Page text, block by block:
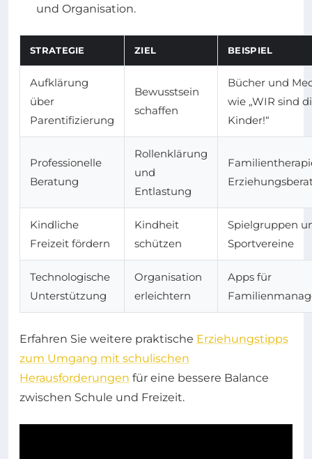
und Organisation.
STRATEGIE ZIEL BEISPIEL
Aufklärung
über
Parentifizierung
Bewusstsein
schaffen
Bücher und
wie „WIR sind
Kinder!“
Professionelle
Beratung
Rollenklärung
und
Entlastung
Kindliche
Freizeit fördern
Kindheit
schützen
Spielgruppen
Sportvereine
Technologische
Unterstützung
Organisation
erleichtern
Apps für
Erfahren Sie weitere praktische Erziehungstipps
zum Umgang mit schulischen
Herausforderungen für eine bessere Balance
zwischen Schule und Freizeit.